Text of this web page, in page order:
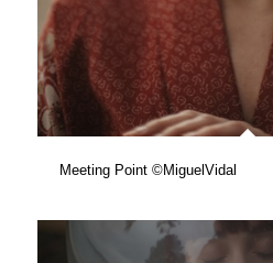
Meeting Point ©MiguelVidal